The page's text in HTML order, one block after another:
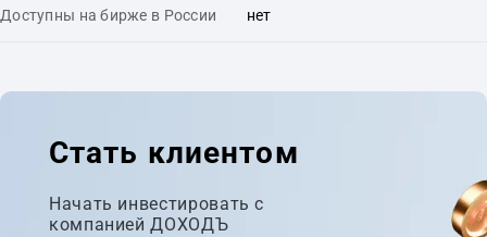
Доступны на бирже в России нет
Стать клиентом
Начать инвестировать с
компанией ДОХОДЪ